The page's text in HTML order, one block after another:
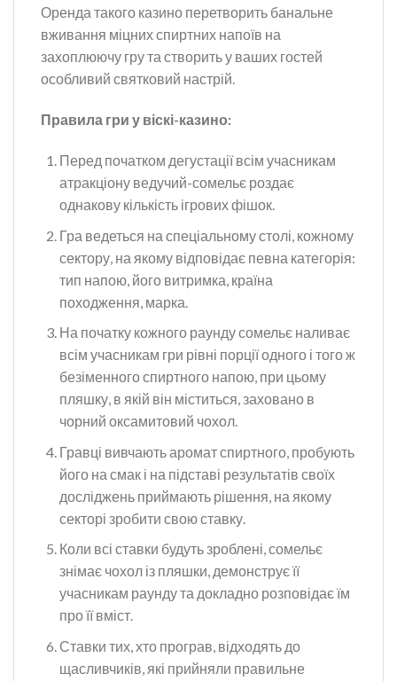
Оренда такого казино перетворить банальне
вживання міцних спиртних напоїв на
захоплюючу гру та створить у ваших гостей
особливий святковий настрій.
Правила гри у віскі-казино:
Перед початком дегустації всім учасникам
атракціону ведучий-сомельє роздає
однакову кількість ігрових фішок.
Гра ведеться на спеціальному столі, кожному
сектору, на якому відповідає певна категорія:
тип напою, його витримка, країна
походження, марка.
На початку кожного раунду сомельє наливає
всім учасникам гри рівні порції одного і того ж
безіменного спиртного напою, при цьому
пляшку, в якій він міститься, заховано в
чорний оксамитовий чохол.
Гравці вивчають аромат спиртного, пробують
його на смак і на підставі результатів своїх
досліджень приймають рішення, на якому
секторі зробити свою ставку.
Коли всі ставки будуть зроблені, сомельє
знімає чохол із пляшки, демонструє її
учасникам раунду та докладно розповідає їм
про її вміст.
Ставки тих, хто програв, відходять до
щасливчиків, які прийняли правильне